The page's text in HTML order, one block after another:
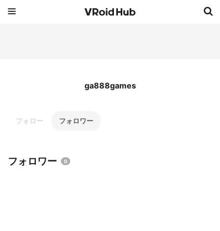
ga888games
フォロー フォロワー
フォロワー 0